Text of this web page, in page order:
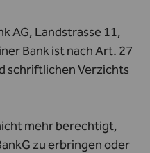
AG, Landstrasse 11,
Bank ist nach Art. 27
schriftlichen Verzichts
mehr berechtigt,
zu erbringen oder